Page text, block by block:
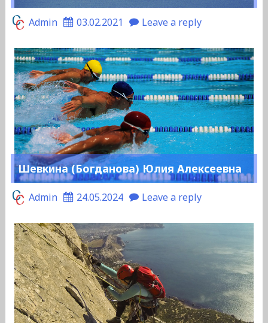
Admin 03.02.2021 Leave a reply
Шевкина (Богданова) Юлия Алексеевна
Admin 24.05.2024 Leave a reply